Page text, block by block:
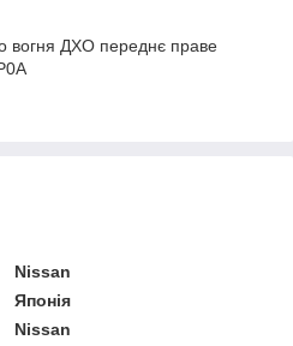
вогня ДХО переднє праве
Nissan
Японія
Nissan